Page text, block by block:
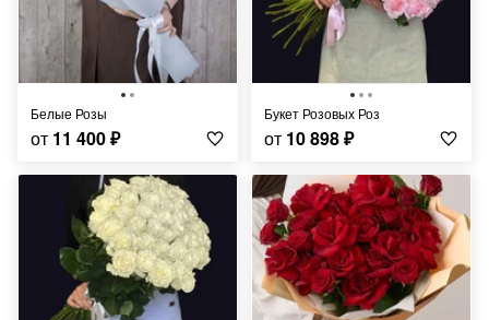
Белые Розы
от 11 400₽
Букет Розовых Роз
от 10 898₽